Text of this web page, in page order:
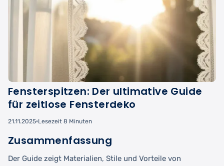
Fensterspitzen: Der ultimative Guide
für zeitlose Fensterdeko
21.11.2025 Lesezeit 8 Minuten
Zusammenfassung
Der Guide zeigt Materialien, Stile und Vorteile von